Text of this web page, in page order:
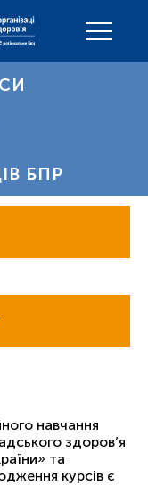
БПР
навчання
здоров’я
та
курсів є